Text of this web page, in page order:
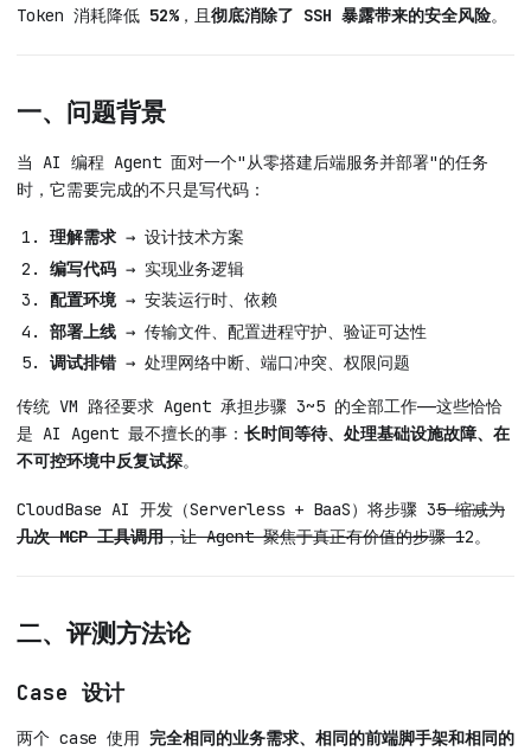
Token 消耗降低 52%，且彻底消除了 SSH 暴露带来的安全风险。
一、问题背景
当 AI 编程 Agent 面对一个"从零搭建后端服务并部署"的任务
时，它需要完成的不只是写代码：
理解需求 → 设计技术方案
编写代码 → 实现业务逻辑
配置环境→ 安装运行时、依赖
部署上线 → 传输文件、配置进程守护、验证可达性
调试排错 → 处理网络中断、端口冲突、权限问题
传统 VM 路径要求 Agent 承担步骤 3~5 的全部工作——这些恰恰
是 AI Agent 最不擅长的事： 长时间等待、处理基础设施故障、在
不可控环境中反复试探。
CloudBase AI 开发（Serverless + BaaS）将步骤 35 缩减为
几次 MCP 工具调用，让 Agent 聚焦于真正有价值的步骤 12。
二、评测方法论
Case 设计
两个 case 使用 完全相同的业务需求、相同的前端脚手架和相同的